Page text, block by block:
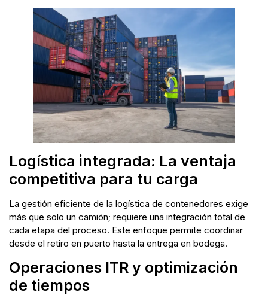
Logística integrada: La ventaja
competitiva para tu carga
La gestión eficiente de la logística de contenedores exige
más que solo un camión; requiere una integración total de
cada etapa del proceso. Este enfoque permite coordinar
desde el retiro en puerto hasta la entrega en bodega.
Operaciones ITR y optimización
de tiempos